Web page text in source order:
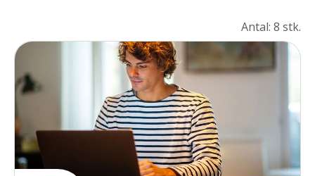
Antal: 8 stk.